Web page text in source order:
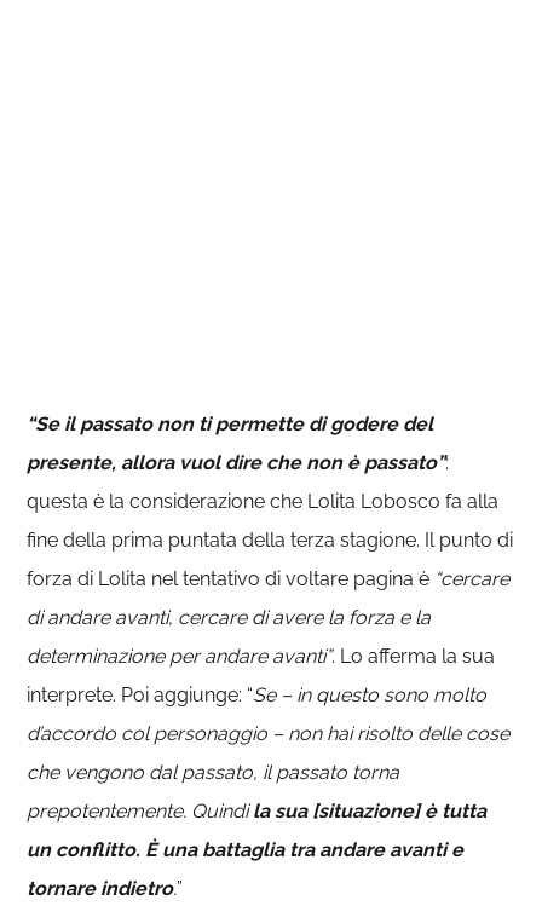
“Se il passato non ti permette di godere del
presente, allora vuol dire che non è passato”:
questa è la considerazione che Lolita Lobosco fa alla
fine della prima puntata della terza stagione. Il punto di
forza di Lolita nel tentativo di voltare pagina è “cercare
di andare avanti, cercare di avere la forza e la
determinazione per andare avanti”. Lo afferma la sua
interprete. Poi aggiunge: “Se – in questo sono molto
d’accordo col personaggio – non hai risolto delle cose
che vengono dal passato, il passato torna
prepotentemente. Quindila sua [situazione] è tutta
un conflitto. È una battaglia tra andare avanti e
tornare indietro.”